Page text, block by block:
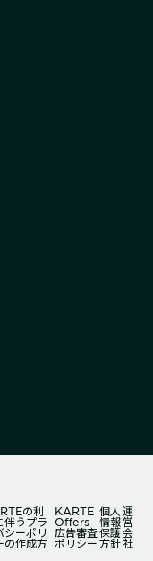
の利
伴うプラ
シーポリ
の作成方
KARTE
Offers
広告審査
ポリシー
個人
情報
保護
方針
運
営
会
社